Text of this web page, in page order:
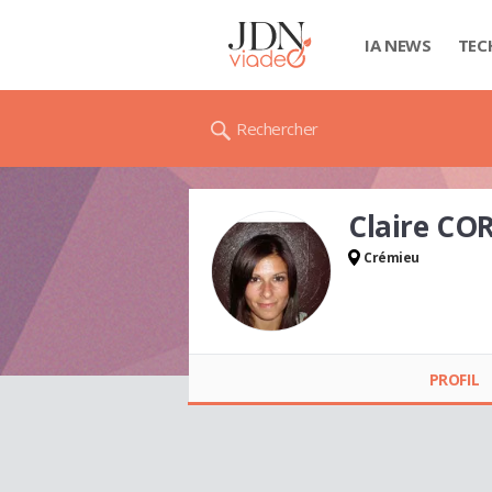
IA NEWS
Rechercher
Claire
Crémieu
PROFIL